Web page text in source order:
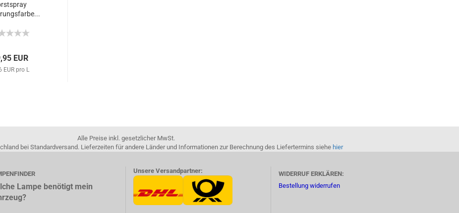
EUR
EUR pro L
Alle Preise inkl. gesetzlicher MwSt.
bei Standardversand. Lieferzeiten für andere Länder und Informationen zur Berechnung des Liefertermins siehe hier
Lampe benötigt mein
Unsere Versandpartner:
WIDERRUF ERKLÄREN:
Bestellung widerrufen